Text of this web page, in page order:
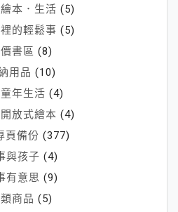
本．生活 (5)
的輕鬆事 (5)
書區 (8)
用品 (10)
年生活 (4)
放式繪本 (4)
頁備份 (377)
與孩子 (4)
有意思 (9)
商品 (5)